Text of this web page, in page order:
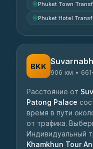
Phuket Town
Phuket Hotel
BKK
906 км •
Расстояние от
Patong Palace
время в пути
от трафика.
Индивидуальный
Khamkhun Tour